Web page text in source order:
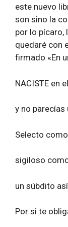
este nuevo
son sino la
por lo pícaro,
quedaré con
firmado «En
NACISTE en
y no parecías
Selecto
sigiloso
un súbdito
Por si te